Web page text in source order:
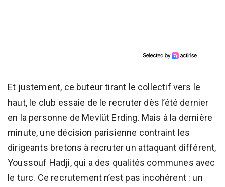
Et justement, ce buteur tirant le collectif vers le
haut, le club essaie de le recruter dès l’été dernier
en la personne de Mevlüt Erding. Mais à la dernière
minute, une décision parisienne contraint les
dirigeants bretons à recruter un attaquant différent,
Youssouf Hadji, qui a des qualités communes avec
le turc. Ce recrutement n’est pas incohérent : un